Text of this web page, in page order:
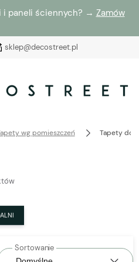
i paneli ściennych? → Zamów
sklep@decostreet.pl
dodane produkty do listy
sesji.
wg pomieszczeń Tapety do